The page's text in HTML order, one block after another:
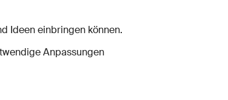
Ideen einbringen können.
Anpassungen